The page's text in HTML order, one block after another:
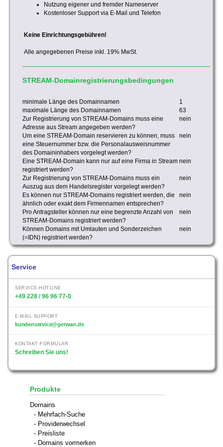
Nutzung eigener und fremder Nameserver
Kostenloser Support via E-Mail und Telefon
Keine Einrichtungsgebühren!
Alle angegebenen Preise inkl. 19% MwSt.
STREAM-Domainregistrierungsbedingungen
minimale Länge des Domainnamen
1
maximale Länge des Domainnamen
63
Zur Registrierung von STREAM-Domains muss eine
Adresse aus Stream angegeben werden?
nein
Um eine STREAM-Domain reservieren zu können, muss
eine Steuernummer bzw. die Personalausweisnummer
des Domaininhabers vorgelegt werden?
nein
Eine STREAM-Domain kann nur auf eine Firma in Stream
registriert werden?
nein
Zur Registrierung von STREAM-Domains muss ein
Auszug aus dem Handelsregister vorgelegt werden?
nein
Es können nur STREAM-Domains registriert werden, die
ähnlich oder exakt dem Firmennamen entsprechen?
nein
Pro Antragsteller können nur eine begrenzte Anzahl von
STREAM-Domains registriert werden?
nein
Können Domains mit Umlauten und Sonderzeichen
(=IDN) registriert werden?
nein
Service
SERVICE-HOTLINE
+49 228 / 96 96 77-0
E-MAIL SUPPORT
kundenservice@gerwan.de
KONTAKT-FORMULAR
Schreiben Sie uns!
Produkte
Domains
- Mehrfach-Suche
- Providerwechsel
- Preisliste
- Domains vormerken